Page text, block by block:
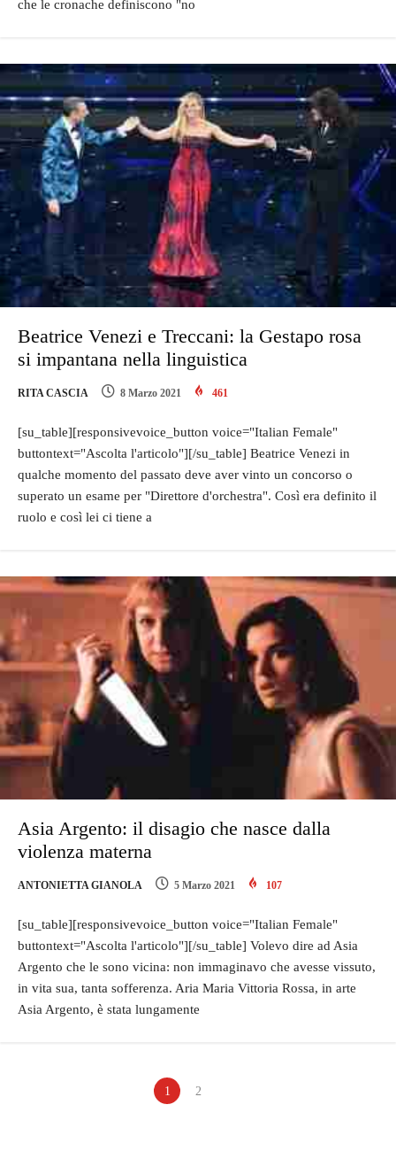
che le cronache definiscono "no
Beatrice Venezi e Treccani: la Gestapo rosa
si impantana nella linguistica
RITA CASCIA 8 Marzo 2021 461
[su_table][responsivevoice_button voice="Italian Female"
buttontext="Ascolta l'articolo"][/su_table] Beatrice Venezi in
qualche momento del passato deve aver vinto un concorso o
superato un esame per "Direttore d'orchestra". Così era definito il
ruolo e così lei ci tiene a
Asia Argento: il disagio che nasce dalla
violenza materna
ANTONIETTA GIANOLA 5 Marzo 2021 107
[su_table][responsivevoice_button voice="Italian Female"
buttontext="Ascolta l'articolo"][/su_table] Volevo dire ad Asia
Argento che le sono vicina: non immaginavo che avesse vissuto,
in vita sua, tanta sofferenza. Aria Maria Vittoria Rossa, in arte
Asia Argento, è stata lungamente
1 2